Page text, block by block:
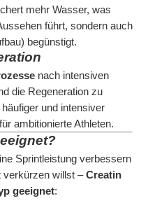
mehr Wasser, was
führt, sondern auch
begünstigt.
nach intensiven
die Regeneration zu
und intensiver
ambitionierte Athleten.
Sprintleistung verbessern
verkürzen willst – Creatin
geeignet: